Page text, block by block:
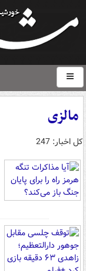
مالزی
کل اخبار: 247